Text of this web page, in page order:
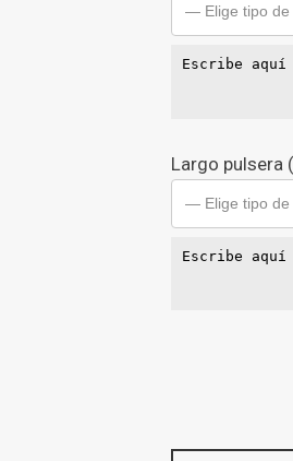
— Elige tipo
Largo pulsera
— Elige tipo